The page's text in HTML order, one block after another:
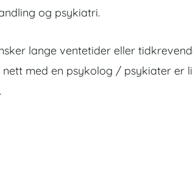
og psykiatri.
lange ventetider eller
med en psykolog / psykiater er